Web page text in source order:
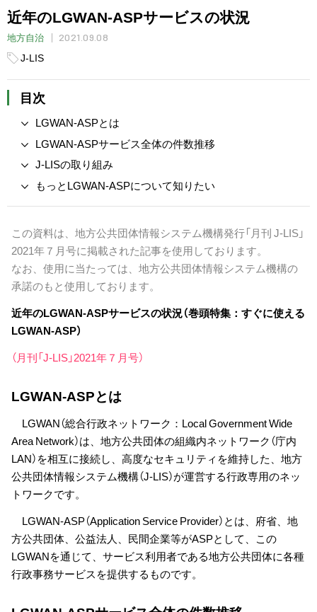
近年のLGWAN-ASPサービスの状況
地方自治
2021.09.08
J-LIS
目次
LGWAN-ASPとは
LGWAN-ASPサービス全体の件数推移
J-LISの取り組み
もっとLGWAN-ASPについて知りたい
この資料は、地方公共団体情報システム機構発行「月刊 J-LIS」
2021年７月号に掲載された記事を使用しております。
なお、使用に当たっては、地方公共団体情報システム機構の
承諾のもと使用しております。
近年のLGWAN-ASPサービスの状況（巻頭特集：すぐに使える
LGWAN-ASP）
（月刊「J-LIS」2021年７月号）
LGWAN-ASPとは
LGWAN（総合行政ネットワーク：Local Government Wide
Area Network）は、地方公共団体の組織内ネットワーク（庁内
LAN）を相互に接続し、高度なセキュリティを維持した、地方
公共団体情報システム機構（J-LIS）が運営する行政専用のネッ
トワークです。
LGWAN-ASP（Application Service Provider）とは、府省、地
方公共団体、公益法人、民間企業等がASPとして、この
LGWANを通じて、サービス利用者である地方公共団体に各種
行政事務サービスを提供するものです。